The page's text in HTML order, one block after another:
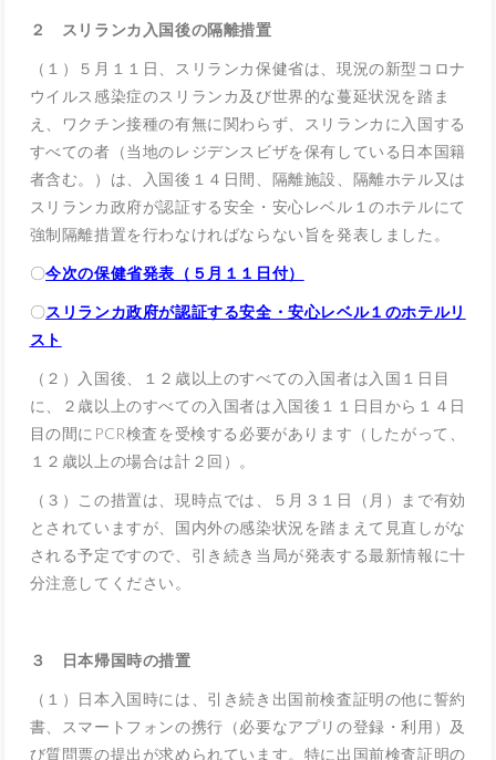
２ スリランカ入国後の隔離措置
（１）５月１１日、スリランカ保健省は、現況の新型コロナ
ウイルス感染症のスリランカ及び世界的な蔓延状況を踏ま
え、ワクチン接種の有無に関わらず、スリランカに入国する
すべての者（当地のレジデンスビザを保有している日本国籍
者含む。）は、入国後１４日間、隔離施設、隔離ホテル又は
スリランカ政府が認証する安全・安心レベル１のホテルにて
強制隔離措置を行わなければならない旨を発表しました。
〇今次の保健省発表（５月１１日付）
〇スリランカ政府が認証する安全・安心レベル１のホテルリ
スト
（２）入国後、１２歳以上のすべての入国者は入国１日目
に、２歳以上のすべての入国者は入国後１１日目から１４日
目の間にPCR検査を受検する必要があります（したがって、
１２歳以上の場合は計２回）。
（３）この措置は、現時点では、５月３１日（月）まで有効
とされていますが、国内外の感染状況を踏まえて見直しがな
される予定ですので、引き続き当局が発表する最新情報に十
分注意してください。
３ 日本帰国時の措置
（１）日本入国時には、引き続き出国前検査証明の他に誓約
書、スマートフォンの携行（必要なアプリの登録・利用）及
び質問票の提出が求められています。特に出国前検査証明の